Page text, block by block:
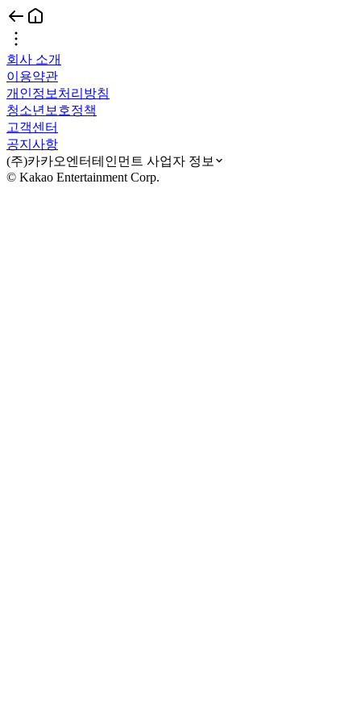
회사 소개
이용약관
개인정보처리방침
청소년보호정책
고객센터
공지사항
(주)카카오엔터테인먼트 사업자 정보
© Kakao Entertainment Corp.